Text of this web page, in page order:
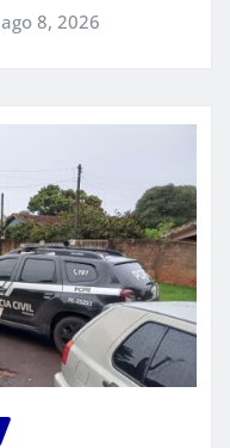
ago 8, 2026